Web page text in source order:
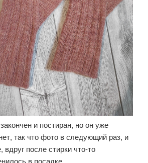
и постиран, но он уже
так что фото в следующий раз, и
вдруг после стирки что-то
в посадке.